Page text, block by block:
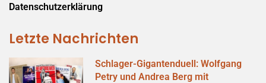
Datenschutzerklärung
Letzte Nachrichten
Schlager-Gigantenduell: Wolfgang
Petry und Andrea Berg mit